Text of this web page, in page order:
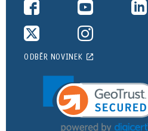
ODBĚR NOVINEK